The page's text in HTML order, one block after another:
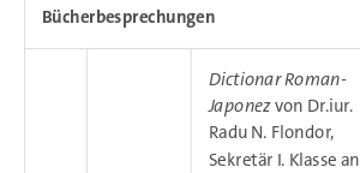
Bücherbesprechungen
Dictionar Roman-
Japonezvon Dr.iur.
Radu N. Flondor,
Sekretär I. Klasse an